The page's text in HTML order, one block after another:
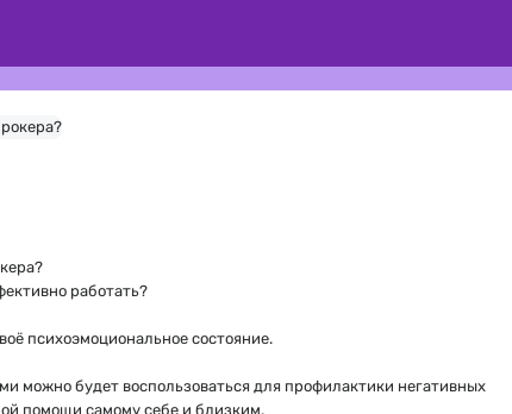
работать?
психоэмоциональное состояние.
можно будет воспользоваться для профилактики негативных
помощи самому себе и близким.